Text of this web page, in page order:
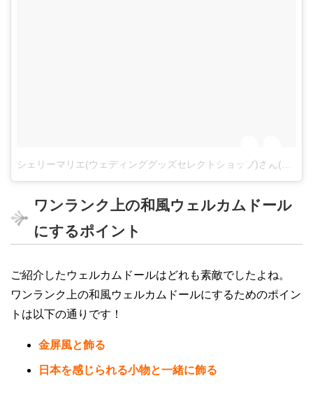
ワンランク上の和風ウェルカムドール
にするポイント
ご紹介したウェルカムドールはどれも素敵でしたよね。
ワンランク上の和風ウェルカムドールにするためのポイン
トは以下の通りです！
金屏風と飾る
日本を感じられる小物と一緒に飾る